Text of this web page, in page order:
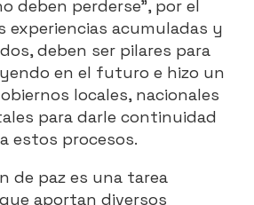
deben perderse”, por el
experiencias acumuladas y
deben ser pilares para
en el futuro e hizo un
locales, nacionales
para darle continuidad
estos procesos.
de paz es una tarea
aportan diversos